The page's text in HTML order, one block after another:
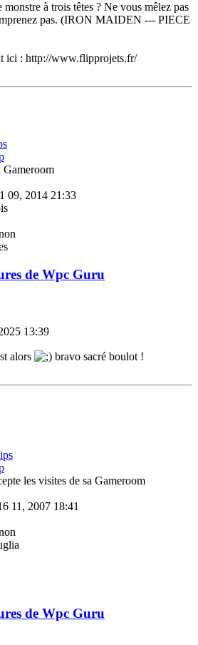
à trois têtes ? Ne vous mêlez pas
pas. (IRON MAIDEN --- PIECE
ici : http://www.flipprojets.fr/
09, 2014 21:33
de Wpc Guru
13:39
alors
bravo sacré boulot !
11, 2007 18:41
de Wpc Guru